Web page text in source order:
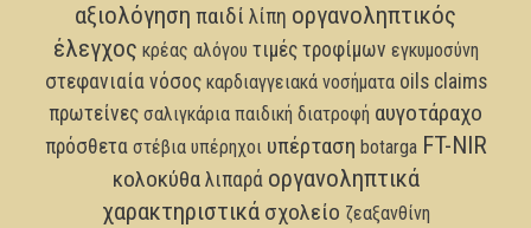
αξιολόγηση παιδί λίπη οργανοληπτικός
έλεγχος κρέας αλόγου τιμές τροφίμων εγκυμοσύνη
στεφανιαία νόσος καρδιαγγειακά νοσήματα oils claims
πρωτείνες σαλιγκάρια παιδική διατροφή αυγοτάραχο
πρόσθετα στέβια υπέρηχοι υπέρταση botarga FT-NIR
κολοκύθα λιπαρά οργανοληπτικά
χαρακτηριστικά σχολείο ζεαξανθίνη